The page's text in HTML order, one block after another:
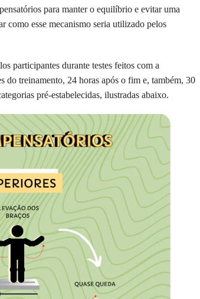
para manter o equilíbrio e evitar uma
como esse mecanismo seria utilizado pelos
participantes durante testes feitos com a
do treinamento, 24 horas após o fim e, também, 30
pré-estabelecidas, ilustradas abaixo.